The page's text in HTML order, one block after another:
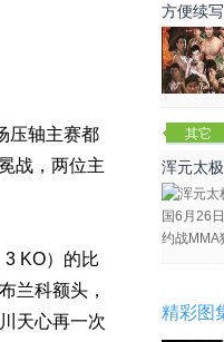
压轴主赛都
战，两位主
KO）的比
兰科额头，
天心再一次
方便续
其它
浑元太
冬
精彩图